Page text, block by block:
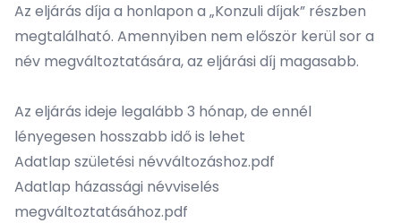
Az eljárás díja a honlapon a „Konzuli díjak” részben
megtalálható. Amennyiben nem először kerül sor a
név megváltoztatására, az eljárási díj magasabb.
Az eljárás ideje legalább 3 hónap, de ennél
lényegesen hosszabb idő is lehet
Adatlap születési névváltozáshoz.pdf
Adatlap házassági névviselés
megváltoztatásához.pdf